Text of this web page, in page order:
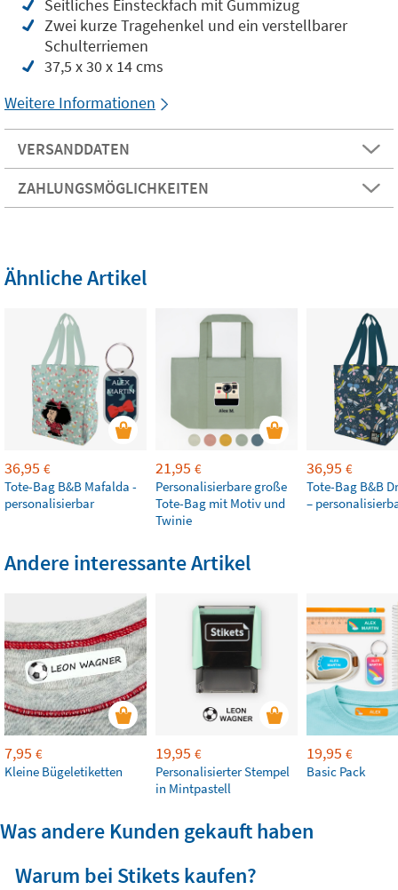
Seitliches Einsteckfach mit Gummizug
Zwei kurze Tragehenkel und ein verstellbarer
Schulterriemen
37,5 x 30 x 14 cms
Weitere Informationen
VERSANDDATEN
ZAHLUNGSMÖGLICHKEITEN
Ähnliche Artikel
36,95 €
Tote-Bag B&B Mafalda -
personalisierbar
21,95 €
Personalisierbare große
Tote-Bag mit Motiv und
Twinie
36,95 €
Tote-Bag B&B
–
Andere interessante Artikel
7,95 €
Kleine Bügeletiketten
19,95 €
Personalisierter Stempel
in Mintpastell
19,95 €
Basic Pack
Was andere Kunden gekauft haben
Warum bei Stikets kaufen?